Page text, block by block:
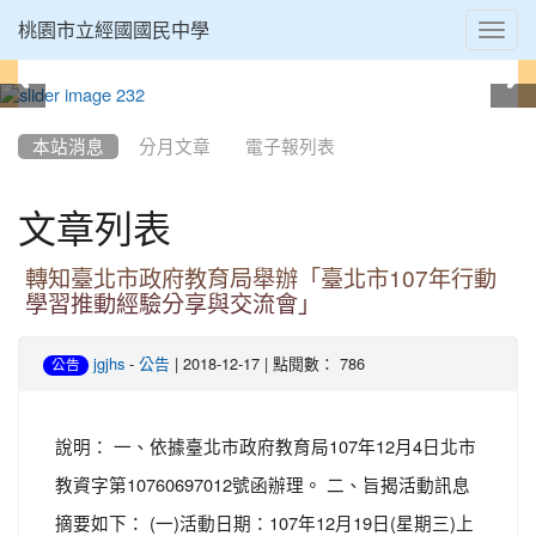
桃園市立經國國民中學
本站消息 分月文章 電子報列表
文章列表
轉知臺北市政府教育局舉辦「臺北市107年行動
學習推動經驗分享與交流會」
公告 jgjhs - 公告 | 2018-12-17 | 點閱數： 786
說明： 一、依據臺北市政府教育局107年12月4日北市
教資字第10760697012號函辦理。 二、旨揭活動訊息
摘要如下： (一)活動日期：107年12月19日(星期三)上